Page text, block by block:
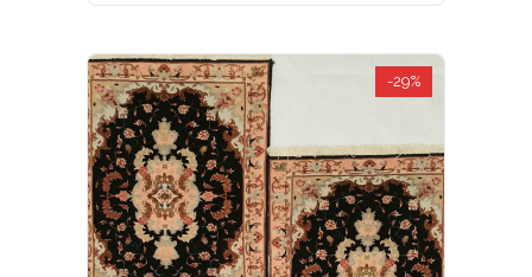
-29%